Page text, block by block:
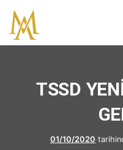
TSSD
01/10/2020